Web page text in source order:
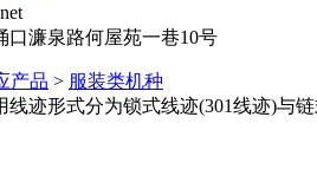
口濂泉路何屋苑一巷10号
产品 > 服装类机种
线迹形式分为锁式线迹(301线迹)与